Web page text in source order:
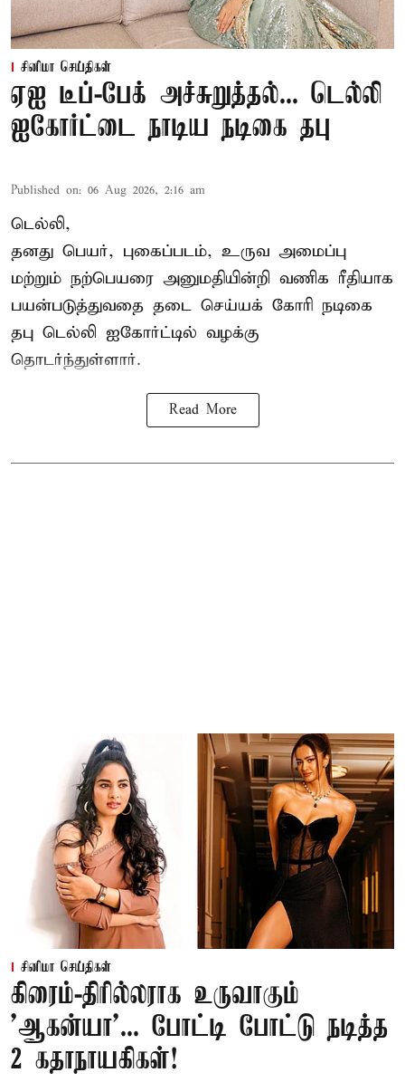
சினிமா செய்திகள்
ஏஐ டீப்-பேக் அச்சுறுத்தல்... டெல்லி
ஐகோர்ட்டை நாடிய நடிகை தபு
Published on: 06 Aug 2026, 2:16 am
டெல்லி,
தனது பெயர், புகைப்படம், உருவ அமைப்பு
மற்றும் நற்பெயரை அனுமதியின்றி வணிக ரீதியாக
பயன்படுத்துவதை தடை செய்யக் கோரி நடிகை
தபு டெல்லி ஐகோர்ட்டில் வழக்கு
தொடர்ந்துள்ளார்.
Read More
சினிமா செய்திகள்
கிரைம்-திரில்லராக உருவாகும்
'ஆகன்யா'... போட்டி போட்டு நடித்த
2 கதாநாயகிகள்!